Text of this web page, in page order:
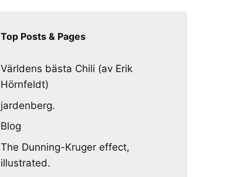
Top Posts & Pages
Världens bästa Chili (av Erik
Hörnfeldt)
jardenberg.
Blog
The Dunning-Kruger effect,
illustrated.